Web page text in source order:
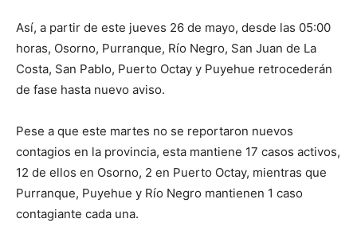
Así, a partir de este jueves 26 de mayo, desde las 05:00
horas, Osorno, Purranque, Río Negro, San Juan de La
Costa, San Pablo, Puerto Octay y Puyehue retrocederán
de fase hasta nuevo aviso.
Pese a que este martes no se reportaron nuevos
contagios en la provincia, esta mantiene 17 casos activos,
12 de ellos en Osorno, 2 en Puerto Octay, mientras que
Purranque, Puyehue y Río Negro mantienen 1 caso
contagiante cada una.